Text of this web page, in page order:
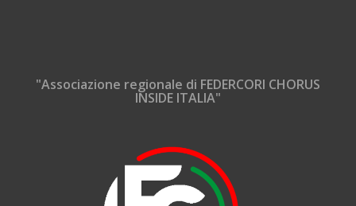
"Associazione regionale di FEDERCORI CHORUS
INSIDE ITALIA"